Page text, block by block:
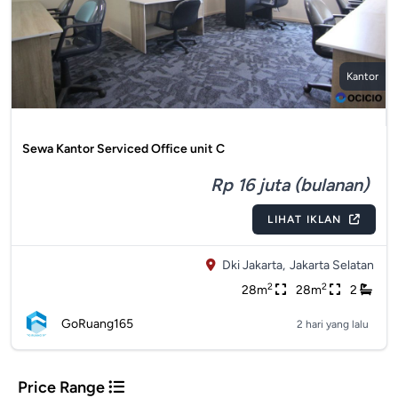
Kantor
Sewa Kantor Serviced Office unit C
Rp 16 juta (bulanan)
LIHAT IKLAN
Dki Jakarta, Jakarta Selatan
28m2 28m2 2
GoRuang165 2 hari yang lalu
Price Range